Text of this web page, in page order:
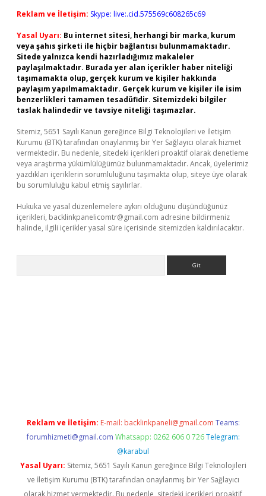
Reklam ve İletişim: Skype: live:.cid.575569c608265c69
Yasal Uyarı: Bu internet sitesi, herhangi bir marka, kurum
veya şahıs şirketi ile hiçbir bağlantısı bulunmamaktadır.
Sitede yalnızca kendi hazırladığımız makaleler
paylaşılmaktadır. Burada yer alan içerikler haber niteliği
taşımamakta olup, gerçek kurum ve kişiler hakkında
paylaşım yapılmamaktadır. Gerçek kurum ve kişiler ile isim
benzerlikleri tamamen tesadüfidir. Sitemizdeki bilgiler
taslak halindedir ve tavsiye niteliği taşımazlar.
Sitemiz, 5651 Sayılı Kanun gereğince Bilgi Teknolojileri ve İletişim
Kurumu (BTK) tarafından onaylanmış bir Yer Sağlayıcı olarak hizmet
vermektedir. Bu nedenle, sitedeki içerikleri proaktif olarak denetleme
veya araştırma yükümlülüğümüz bulunmamaktadır. Ancak, üyelerimiz
yazdıkları içeriklerin sorumluluğunu taşımakta olup, siteye üye olarak
bu sorumluluğu kabul etmiş sayılırlar.
Hukuka ve yasal düzenlemelere aykırı olduğunu düşündüğünüz
içerikleri, backlinkpanelicomtr@gmail.com adresine bildirmeniz
halinde, ilgili içerikler yasal süre içerisinde sitemizden kaldırılacaktır.
Reklam ve İletişim: E-mail: backlinkpaneli@gmail.com Teams:
forumhizmeti@gmail.com Whatsapp: 0262 606 0 726 Telegram:
@karabul
Yasal Uyarı: Sitemiz, 5651 Sayılı Kanun gereğince Bilgi Teknolojileri
ve İletişim Kurumu (BTK) tarafından onaylanmış bir Yer Sağlayıcı
olarak hizmet vermektedir. Bu nedenle, sitedeki içerikleri proaktif